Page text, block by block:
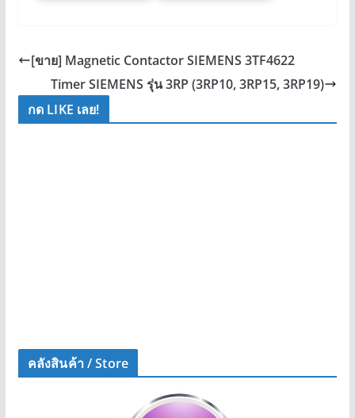
[ขาย] Magnetic Contactor SIEMENS 3TF4622
Timer SIEMENS รุ่น 3RP (3RP10, 3RP15, 3RP19)
กด LIKE เลย!
คลังสินค้า / Store